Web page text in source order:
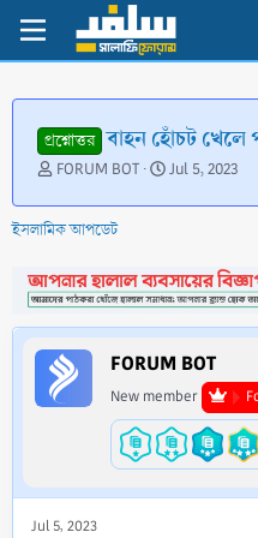
প্রশ্নোত্তর বাহন হোঁচট
T
r
e
d
s
t
a
r
t
FORUM BOT
S
a
d
a
t
e
Jul 5, 2023
ইসলামিক আপডেট
FORUM BOT
New member
Jul 5, 2023